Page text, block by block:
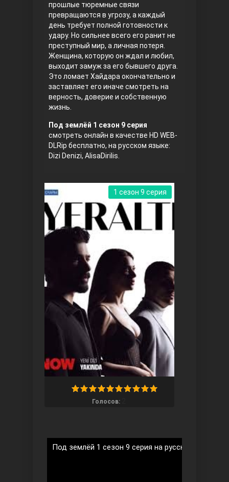
Воскресший Эртугрул
Ветреный холм
Ты назови
прошлые тюремные связи
превращаются в угрозу, а каждый
день требует полной готовности к
удару. Но сильнее всего его ранит не
преступный мир, а личная потеря.
Женщина, которую он ждал и любил,
выходит замуж за его бывшего друга.
Это ломает Хайдара окончательно и
заставляет его иначе смотреть на
верность, доверие и собственную
жизнь.
Под землёй 1 сезон 9 серия
смотреть онлайн в качестве HD WEB-
DLRip бесплатно, на русском языке:
Dizi Denizi, AlisaDirilis.
Голосов:
1 сезон 9 серия
Под землёй 1 сезон 9 серия на русском языке